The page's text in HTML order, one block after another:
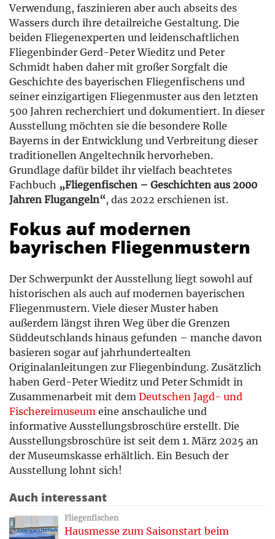
Verwendung, faszinieren aber auch abseits des
Wassers durch ihre detailreiche Gestaltung. Die
beiden Fliegenexperten und leidenschaftlichen
Fliegenbinder Gerd-Peter Wieditz und Peter
Schmidt haben daher mit großer Sorgfalt die
Geschichte des bayerischen Fliegenfischens und
seiner einzigartigen Fliegenmuster aus den letzten
500 Jahren recherchiert und dokumentiert. In dieser
Ausstellung möchten sie die besondere Rolle
Bayerns in der Entwicklung und Verbreitung dieser
traditionellen Angeltechnik hervorheben.
Grundlage dafür bildet ihr vielfach beachtetes
Fachbuch „Fliegenfischen – Geschichten aus 2000
Jahren Flugangeln“, das 2022 erschienen ist.
Fokus auf modernen
bayrischen Fliegenmustern
Der Schwerpunkt der Ausstellung liegt sowohl auf
historischen als auch auf modernen bayerischen
Fliegenmustern. Viele dieser Muster haben
außerdem längst ihren Weg über die Grenzen
Süddeutschlands hinaus gefunden – manche davon
basieren sogar auf jahrhundertealten
Originalanleitungen zur Fliegenbindung. Zusätzlich
haben Gerd-Peter Wieditz und Peter Schmidt in
Zusammenarbeit mit dem Deutschen Jagd- und
Fischereimuseum eine anschauliche und
informative Ausstellungsbroschüre erstellt. Die
Ausstellungsbroschüre ist seit dem 1. März 2025 an
der Museumskasse erhältlich. Ein Besuch der
Ausstellung lohnt sich!
Auch interessant
Fliegenfischen
Hausmesse zum Saisonstart beim